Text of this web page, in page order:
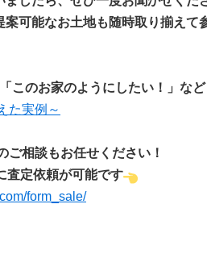
案可能なお土地も随時取り揃えて
このお家のようにしたい！」な
た実例～
ご相談もお任せください！
査定依頼が可能です
form_sale/